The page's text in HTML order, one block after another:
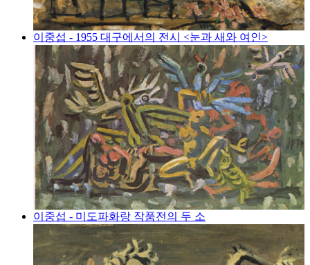
이중섭 - 1955 대구에서의 전시 <눈과 새와 여인>
이중섭 - 미도파화랑 작품전의 두 소